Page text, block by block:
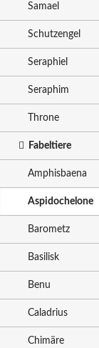
Samael
Schutzengel
Seraphiel
Seraphim
Throne
Fabeltiere
Amphisbaena
Aspidochelone
Barometz
Basilisk
Benu
Caladrius
Chimäre